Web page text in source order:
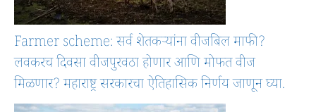
Farmer scheme: सर्व शेतकऱ्यांना वीजबिल माफी?
लवकरच दिवसा वीजपुरवठा होणार आणि मोफत वीज
मिळणार? महाराष्ट्र सरकारचा ऐतिहासिक निर्णय जाणून घ्या.